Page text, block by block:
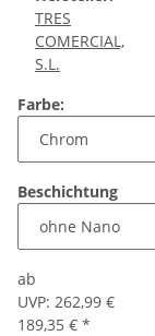
TRES
COMERCIAL,
S.L.
Farbe:
Beschichtung
ab
UVP: 262,99 €
189,35 € *